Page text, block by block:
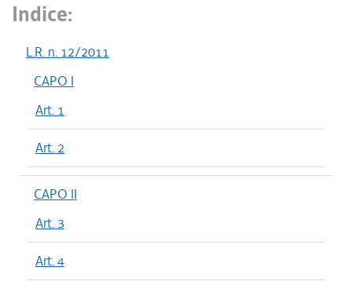
Indice:
L.R. n. 12/2011
CAPO I
Art. 1
Art. 2
CAPO II
Art. 3
Art. 4